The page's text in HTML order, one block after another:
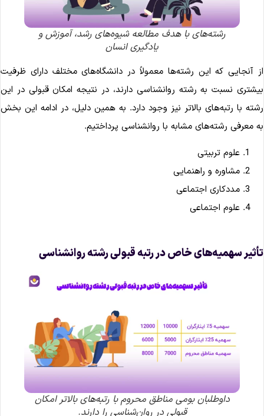
رشته‌های با هدف مطالعه شیوه‌های رشد، آموزش و
یادگیری انسان
آنجایی که این رشته‌ها معمولاً در دانشگاه‌های مختلف دارای ظرفیت
نسبت به رشته روانشناسی دارند، در نتیجه امکان قبولی در این
با رتبه‌های بالاتر نیز وجود دارد. به همین دلیل، در ادامه این بخش
معرفی رشته‌های مشابه با روانشناسی پرداختیم.
علوم تربیتی
مشاوره و راهنمایی
مددکاری اجتماعی
علوم اجتماعی
سهمیه‌های خاص در رتبه قبولی رشته روانشناسی
داوطلبان بومی مناطق محروم با رتبه‌های بالاتر امکان
قبولی در روان‌شناسی را دارند.